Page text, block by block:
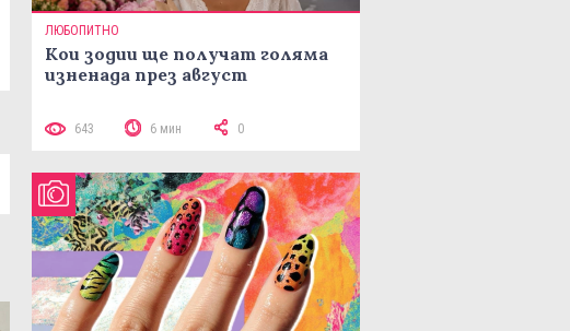
ЛЮБОПИТНО
Кои зодии ще получат голяма
изненада през август
643 6 мин 0